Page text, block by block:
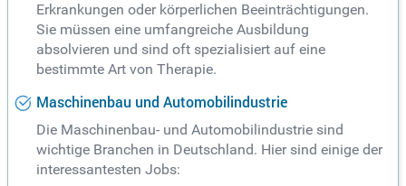
Erkrankungen oder körperlichen Beeinträchtigungen.
Sie müssen eine umfangreiche Ausbildung
absolvieren und sind oft spezialisiert auf eine
bestimmte Art von Therapie.
Maschinenbau und Automobilindustrie
Die Maschinenbau- und Automobilindustrie sind
wichtige Branchen in Deutschland. Hier sind einige der
interessantesten Jobs: